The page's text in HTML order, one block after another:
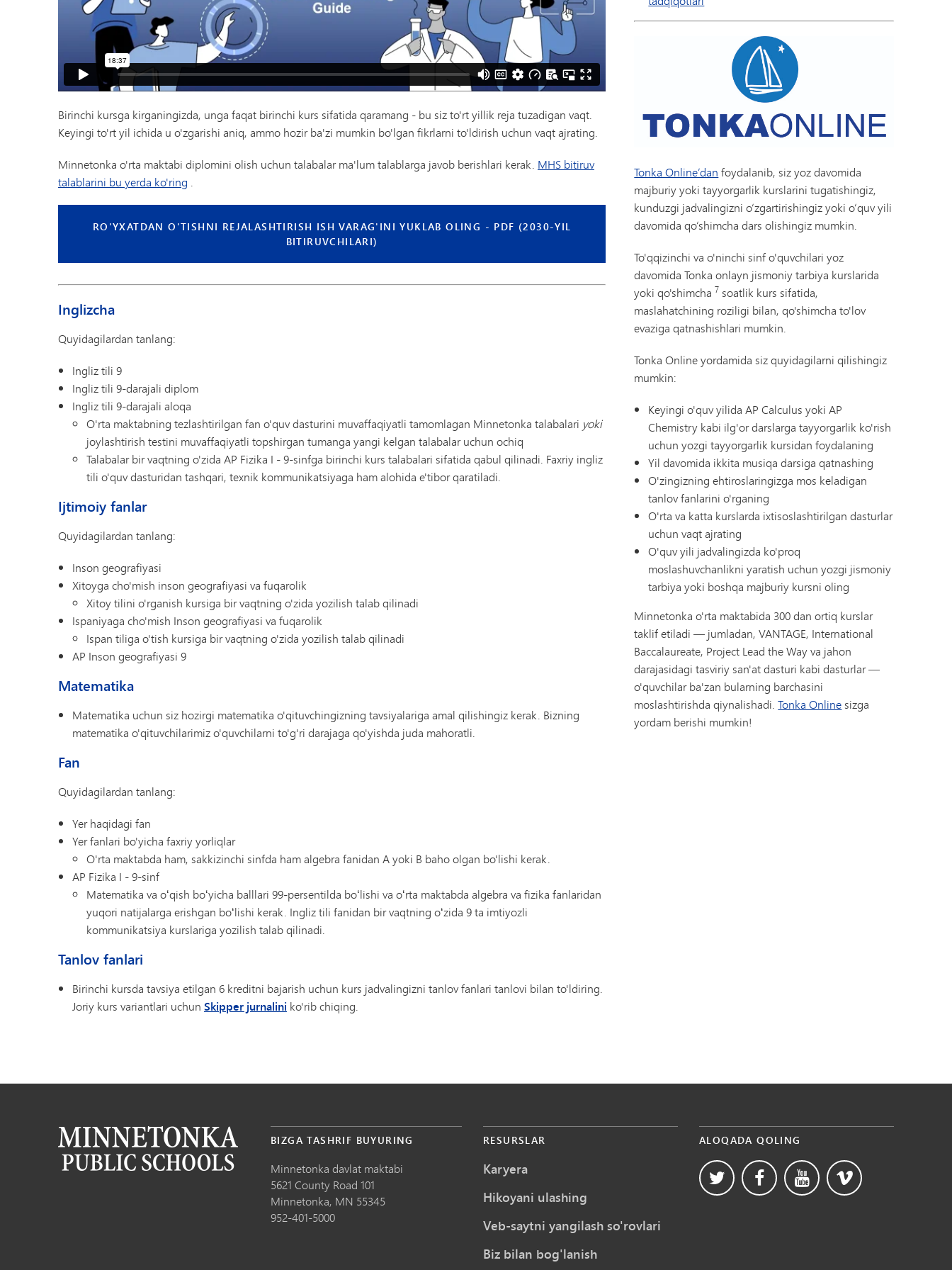
Birinchi kursga kirganingizda, unga faqat birinchi kurs sifatida qaramang - bu siz to'rt yillik reja tuzadigan vaqt.
Keyingi to'rt yil ichida u o'zgarishi aniq, ammo hozir ba'zi mumkin bo'lgan fikrlarni to'ldirish uchun vaqt ajrating.
Minnetonka o'rta maktabi diplomini olish uchun talabalar ma'lum talablarga javob berishlari kerak. MHS bitiruv
talablarini bu yerda ko'ring .
RO'YXATDAN O'TISHNI REJALASHTIRISH ISH VARAG'INI YUKLAB OLING - PDF (2030-YIL
BITIRUVCHILARI)
Inglizcha
Quyidagilardan tanlang:
Ingliz tili 9
Ingliz tili 9-darajali diplom
Ingliz tili 9-darajali aloqa
O'rta maktabning tezlashtirilgan fan o'quv dasturini muvaffaqiyatli tamomlagan Minnetonka talabalari yoki
joylashtirish testini muvaffaqiyatli topshirgan tumanga yangi kelgan talabalar uchun ochiq
Talabalar bir vaqtning o'zida AP Fizika I - 9-sinfga birinchi kurs talabalari sifatida qabul qilinadi. Faxriy ingliz
tili o'quv dasturidan tashqari, texnik kommunikatsiyaga ham alohida e'tibor qaratiladi.
Ijtimoiy fanlar
Quyidagilardan tanlang:
Inson geografiyasi
Xitoyga cho'mish inson geografiyasi va fuqarolik
Xitoy tilini o'rganish kursiga bir vaqtning o'zida yozilish talab qilinadi
Ispaniyaga cho'mish Inson geografiyasi va fuqarolik
Ispan tiliga o'tish kursiga bir vaqtning o'zida yozilish talab qilinadi
AP Inson geografiyasi 9
Matematika
Matematika uchun siz hozirgi matematika o'qituvchingizning tavsiyalariga amal qilishingiz kerak. Bizning
matematika o'qituvchilarimiz o'quvchilarni to'g'ri darajaga qo'yishda juda mahoratli.
Fan
Quyidagilardan tanlang:
Yer haqidagi fan
Yer fanlari bo'yicha faxriy yorliqlar
O'rta maktabda ham, sakkizinchi sinfda ham algebra fanidan A yoki B baho olgan bo'lishi kerak.
AP Fizika I - 9-sinf
Matematika va oʻqish boʻyicha balllari 99-persentilda boʻlishi va oʻrta maktabda algebra va fizika fanlaridan
yuqori natijalarga erishgan boʻlishi kerak. Ingliz tili fanidan bir vaqtning oʻzida 9 ta imtiyozli
kommunikatsiya kurslariga yozilish talab qilinadi.
Tanlov fanlari
Birinchi kursda tavsiya etilgan 6 kreditni bajarish uchun kurs jadvalingizni tanlov fanlari tanlovi bilan to'ldiring.
Joriy kurs variantlari uchun Skipper jurnalini ko'rib chiqing.
Tonka Online’dan foydalanib, siz yoz davomida
majburiy yoki tayyorgarlik kurslarini tugatishingiz,
kunduzgi jadvalingizni o‘zgartirishingiz yoki o‘quv yili
davomida qo‘shimcha dars olishingiz mumkin.
To'qqizinchi va o'ninchi sinf o'quvchilari yoz
davomida Tonka onlayn jismoniy tarbiya kurslarida
yoki qo'shimcha7 soatlik kurs sifatida,
maslahatchining roziligi bilan, qo'shimcha to'lov
evaziga qatnashishlari mumkin.
Tonka Online yordamida siz quyidagilarni qilishingiz
mumkin:
Keyingi o'quv yilida AP Calculus yoki AP
Chemistry kabi ilg'or darslarga tayyorgarlik ko'rish
uchun yozgi tayyorgarlik kursidan foydalaning
Yil davomida ikkita musiqa darsiga qatnashing
O'zingizning ehtiroslaringizga mos keladigan
tanlov fanlarini o'rganing
O'rta va katta kurslarda ixtisoslashtirilgan dasturlar
uchun vaqt ajrating
O'quv yili jadvalingizda ko'proq
moslashuvchanlikni yaratish uchun yozgi jismoniy
tarbiya yoki boshqa majburiy kursni oling
Minnetonka o'rta maktabida 300 dan ortiq kurslar
taklif etiladi — jumladan, VANTAGE, International
Baccalaureate, Project Lead the Way va jahon
darajasidagi tasviriy san'at dasturi kabi dasturlar —
o'quvchilar ba'zan bularning barchasini
moslashtirishda qiynalishadi.Tonka Online sizga
yordam berishi mumkin!
BIZGA TASHRIF BUYURING
Minnetonka davlat maktabi
5621 County Road 101
Minnetonka, MN 55345
952-401-5000
RESURSLAR
Karyera
Hikoyani ulashing
Veb-saytni yangilash so'rovlari
Biz bilan bog'lanish
ALOQADA QOLING